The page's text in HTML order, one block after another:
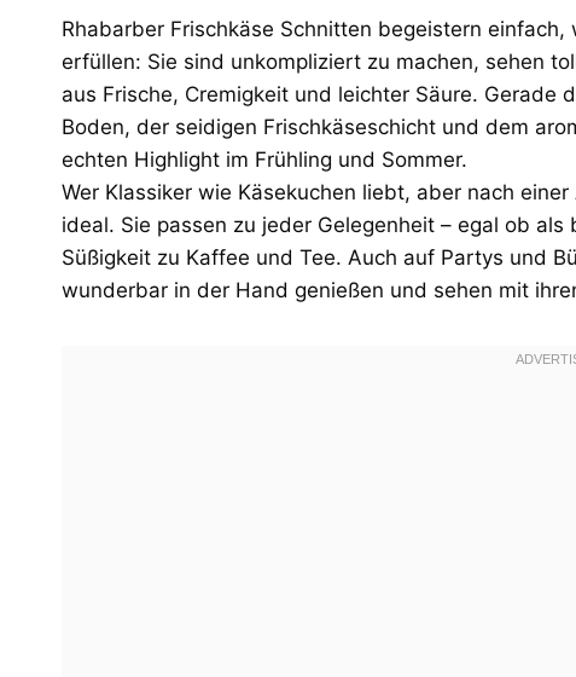
Rhabarber Frischkäse Schnitten begeistern
erfüllen: Sie sind unkompliziert zu machen, sehen
aus Frische, Cremigkeit und leichter Säure. Gerade
Boden, der seidigen Frischkäseschicht und dem
echten Highlight im Frühling und Sommer.
Wer Klassiker wie Käsekuchen liebt, aber nach
ideal. Sie passen zu jeder Gelegenheit – egal ob
Süßigkeit zu Kaffee und Tee. Auch auf Partys und
wunderbar in der Hand genießen und sehen mit